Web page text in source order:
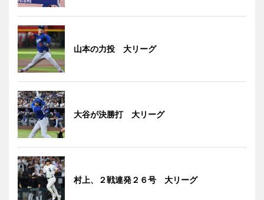
山本の力投 大リーグ
大谷が決勝打 大リーグ
村上、２戦連発２６号 大リーグ